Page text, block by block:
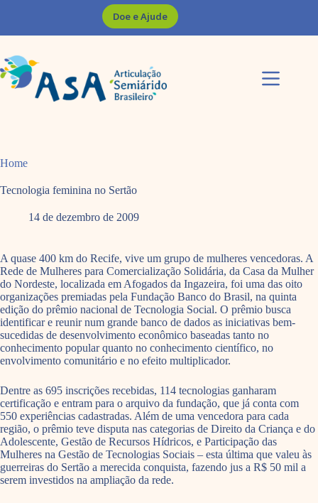
Doe e Ajude
Home
Tecnologia feminina no Sertão
14 de dezembro de 2009
A quase 400 km do Recife, vive um grupo de mulheres vencedoras. A
Rede de Mulheres para Comercialização Solidária, da Casa da Mulher
do Nordeste, localizada em Afogados da Ingazeira, foi uma das oito
organizações premiadas pela Fundação Banco do Brasil, na quinta
edição do prêmio nacional de Tecnologia Social. O prêmio busca
identificar e reunir num grande banco de dados as iniciativas bem-
sucedidas de desenvolvimento econômico baseadas tanto no
conhecimento popular quanto no conhecimento científico, no
envolvimento comunitário e no efeito multiplicador.
Dentre as 695 inscrições recebidas, 114 tecnologias ganharam
certificação e entram para o arquivo da fundação, que já conta com
550 experiências cadastradas. Além de uma vencedora para cada
região, o prêmio teve disputa nas categorias de Direito da Criança e do
Adolescente, Gestão de Recursos Hídricos, e Participação das
Mulheres na Gestão de Tecnologias Sociais – esta última que valeu às
guerreiras do Sertão a merecida conquista, fazendo jus a R$ 50 mil a
serem investidos na ampliação da rede.